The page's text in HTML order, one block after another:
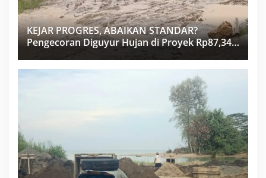
KEJAR PROGRES, ABAIKAN STANDAR?
Pengecoran Diguyur Hujan di Proyek Rp87,34
Miliar Sukma Nias, Konsultan, Pengawas dan
PPK Bungkam